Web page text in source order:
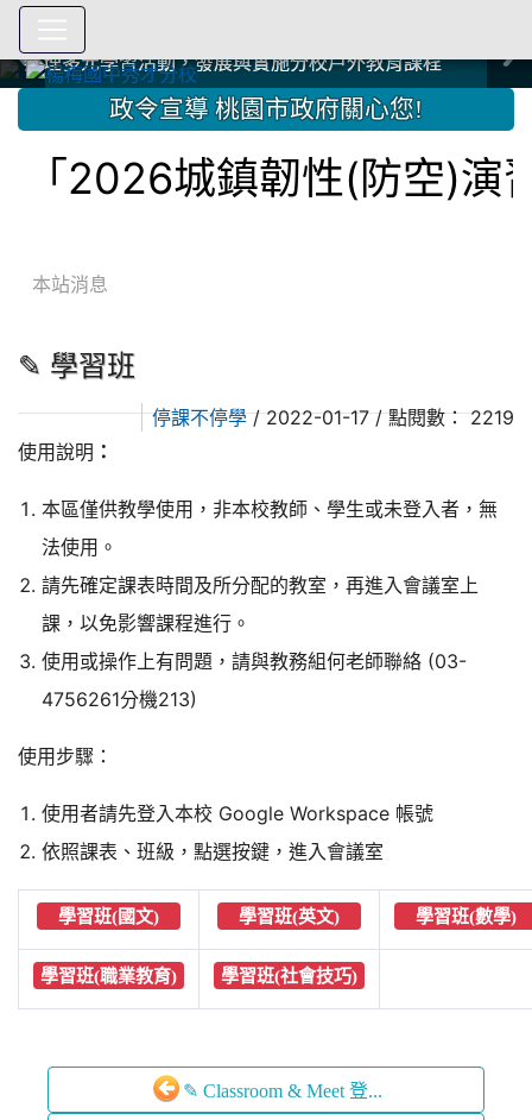
中國信託商業銀行 2023.04.22 愛傳球計畫
中國信託商業銀行 2023.04.22 愛傳球計畫
辦理多元學習活動，發展與實施分校戶外教育課程
辦理多元學習活動，發展與實施分校戶外教育課程
爭取社會資源，傳愛與溫暖：2024.3.19 桃園市家長會與桃
園女子美容商業童也工會義剪活動
爭取社會資源，傳愛與溫暖：2024.3.19 桃園市家長會與桃
園女子美容商業童也工會義剪活動
112學年度畢業學生與師長合照
112學年度畢業學生與師長合照
辦理多元學習活動，發展與實施分校戶外教育課程
辦理多元學習活動，發展與實施分校戶外教育課程
爭取社會資源，傳愛與溫暖：110.12.22 國際獅子會與本校
師生歲末感恩活動
爭取社會資源，傳愛與溫暖：110.12.22 國際獅子會與本校
師生歲末感恩活動
爭取社會資源，傳愛與溫暖：110.12.22 國際獅子會贈送本
校學生耶誕禮物
爭取社會資源，傳愛與溫暖：110.12.22 國際獅子會贈送本
校學生耶誕禮物
112.9.27參觀客家博覽會
112.9.27參觀客家博覽會
2023.12.27 國際獅子會贈送本校學生耶誕禮物
2023.12.27 國際獅子會贈送本校學生耶誕禮物
2023.12.27 國際獅子會贊助本校學生獎助學金
2023.12.27 國際獅子會贊助本校學生獎助學金
2023.12.27 聖誕感恩歌謠競賽；本校師生與國際獅子會獅
兄、師姐同樂
2023.12.27 聖誕感恩歌謠競賽；本校師生與國際獅子會獅
兄、師姐同樂
建置優質學習空間；合作互惠，建立良善公共關係
建置優質學習空間；合作互惠，建立良善公共關係
::: 政令宣導 桃園市政府關心您!
「2026城鎮韌性(防空)演
本站消息
✎ 學習班
停課不停學/ 2022-01-17 / 點閱數： 2219
使用說明 ：
本區僅供教學使用，非本校教師、學生或未登入者，無
法使用。
請先確定課表時間及所分配的教室，再進入會議室上
課，以免影響課程進行。
使用或操作上有問題，請與教務組何老師聯絡 (03-
4756261分機213)
使用步驟：
使用者請先登入本校 Google Workspace 帳號
依照課表、班級，點選按鍵，進入會議室
學習班(國文) 學習班(英文) 學習班(數學)
學習班(職業教育) 學習班(社會技巧)
✎ Classroom & Meet 登...